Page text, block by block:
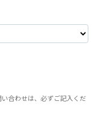
合わせは、必ずご記入くだ